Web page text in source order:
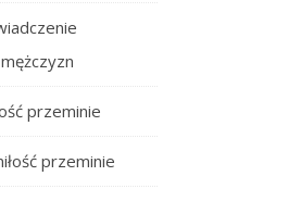
przeminie
przeminie